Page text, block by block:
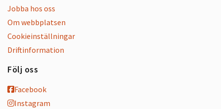
Jobba hos oss
Om webbplatsen
Cookieinställningar
Driftinformation
Följ oss
Facebook
Instagram